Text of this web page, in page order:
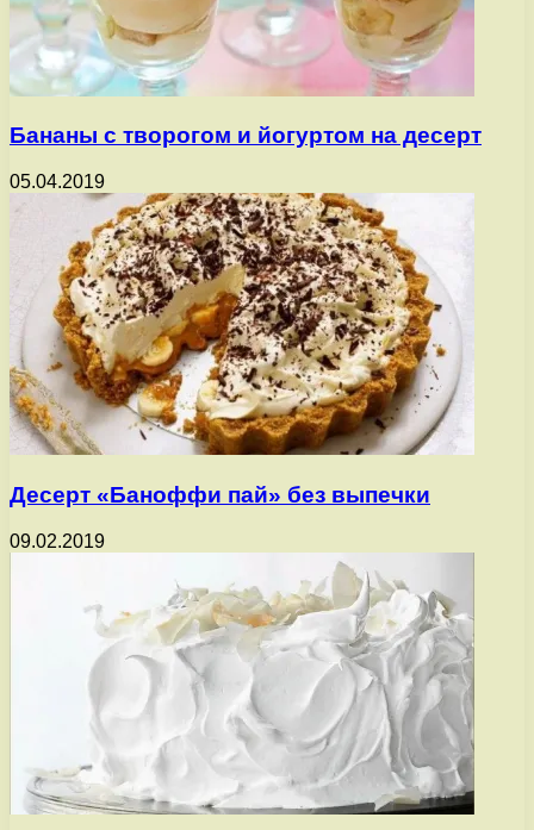
Бананы с творогом и йогуртом на десерт
05.04.2019
Десерт «Баноффи пай» без выпечки
09.02.2019